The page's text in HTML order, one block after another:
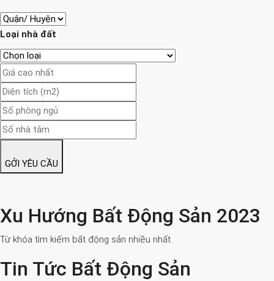
Loại nhà đất
GỞI YÊU CẦU
Xu Hướng Bất Động Sản 2023
Từ khóa tìm kiếm bất động sản nhiều nhất
Tin Tức Bất Động Sản